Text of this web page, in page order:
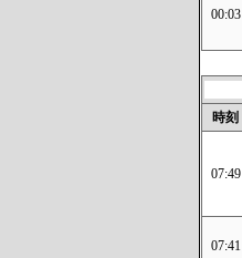
00:03
時刻
07:49
07:41